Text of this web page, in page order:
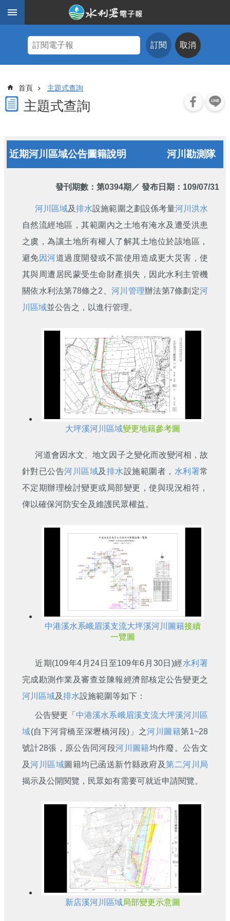
跳到主要內容區塊
題
式
查
期
訂閱 取消
首頁 主題式查詢
主題式查詢
近期河川區域公告圖籍說明 河川勘測隊
發刊期數： 第0394期 ／ 發布日期：109/07/31
河川區域及排水設施範圍之劃設係考量河川 洪水
自然流經地區，其範圍內之土地有淹水及遭受洪患
之虞，為讓土地所有權人了解其土地位於該地區，
避免因河道過度開發或不當使用造成更大災害，使
其與周遭居民蒙受生命財產損失，因此水利主管機
關依水利法第78條之2、 河川管理辦法第7條劃定河
川區域並公告之，以進行管理。
大坪溪河川區域變更地籍參考圖
河道會因水文、地文因子之變化而改變河相，故
針對已公告河川區域及 排水設施範圍者， 水利署常
不定期辦理檢討變更或局部變更，使與現況相符，
俾以確保河防安全及維護民眾權益。
中港溪水系峨眉溪支流大坪溪河川圖籍接續
一覽圖
近期(109年4月24日至109年6月30日)經水利署
完成勘測作業及審查並陳報經濟部核定公告變更之
河川區域及排水設施範圍等如下：
公告變更「 中港溪水系峨眉溪支流大坪溪河川區
域(自下河背橋至深壢橋河段)」之河川圖籍第1~28
號計28張，原公告同河段河川圖籍均作廢。公告文
及河川區域圖籍均已函送新竹縣政府及第二河川局
揭示及公開閱覽，民眾如有需要可就近申請閱覽。
新店溪河川區域局部變更示意圖